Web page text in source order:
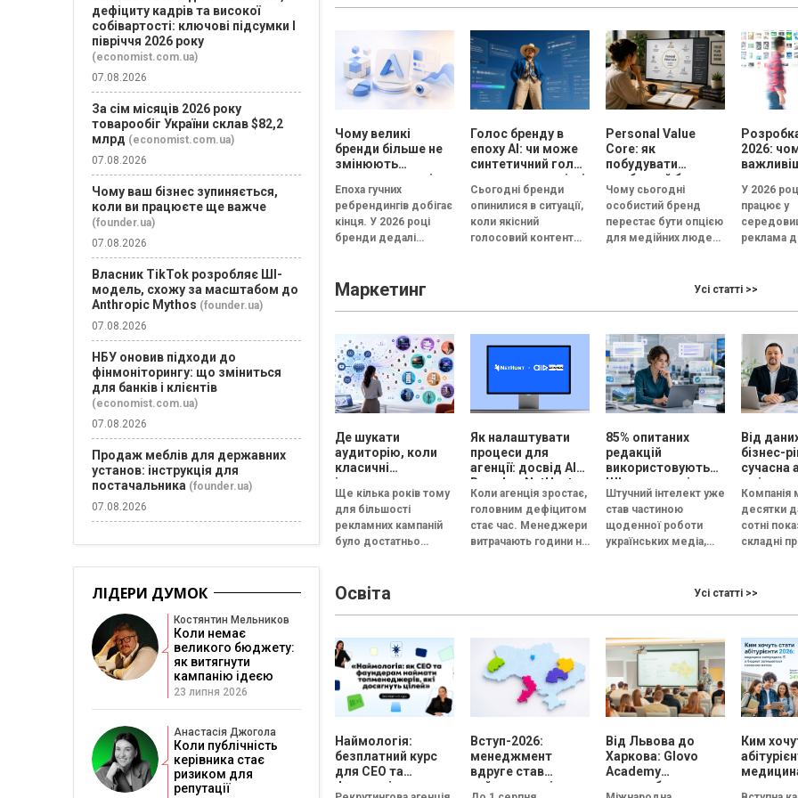
результату....
Чому великі
бренди більше не
змінюють
логотипи кожні
три роки
Епоха гучних
ребрендингів добігає
кінця. У 2026 році
бренди дедалі
впізнавані
елементи,...
Голос бренду в
епоху АІ: чи може
синтетичний голос
передати емоцію і
довіру, або всі
бренди незабаром
звучатимуть
однаково?
Сьогодні бренди
опинилися в ситуації,
коли якісний
голосовий контент
паузи та...
Personal Value
Core: як
побудувати
особистий бренд,
який працює на
вибір, довіру і
статус
Чому сьогодні
особистий бренд
перестає бути опцією
для медійних людей і
довіри та особистого
2026:
У 2026
працює у
реклама
Маркетинг Усі статті >>
Де шукати
аудиторію, коли
класичні
інструменти вже
не дивують
Ще кілька років тому
для більшості
рекламних кампаній
було достатньо
YouTube та display-
Як налаштувати
процеси для
агенції: досвід AIR
Brands у NetHunt
CRM
Коли агенція зростає,
головним дефіцитом
стає час. Менеджери
витрачають години на
85% опитаних
редакцій
використовують
ШІ для текстів,
але жодна не має
стратегії —
дослідження MDF
Research Lab
Штучний інтелект уже
став частиною
щоденної роботи
українських медіа,
опитаних редакцій...
Від
бізнес-
сучасна
змінює
десятки
сотні
складні
все одно
Освіта Усі статті >>
Наймологія:
безплатний курс
для CEO та
фаундерів
Вступ-2026:
менеджмент
вдруге став
найпопулярнішою
Від Львова до
Харкова: Glovo
Academy
масштабує
Ким
дефіциту кадрів та високої
собівартості: ключові підсумки І
півріччя 2026 року
(economist.com.ua)
07.08.2026
За сім місяців 2026 року
товарообіг України склав $82,2
млрд (economist.com.ua)
07.08.2026
Чому ваш бізнес зупиняється,
коли ви працюєте ще важче
(founder.ua)
07.08.2026
Власник TikTok розробляє ШІ-
модель, схожу за масштабом до
Anthropic Mythos (founder.ua)
07.08.2026
НБУ оновив підходи до
фінмоніторингу: що зміниться
для банків і клієнтів
(economist.com.ua)
07.08.2026
Продаж меблів для державних
установ: інструкція для
постачальника (founder.ua)
07.08.2026
ЛІДЕРИ ДУМОК
Костянтин Мельников
Коли немає
великого бюджету:
як витягнути
кампанію ідеєю
23 липня 2026
Анастасія Джогола
Коли публічність
керівника стає
ризиком для
репутації